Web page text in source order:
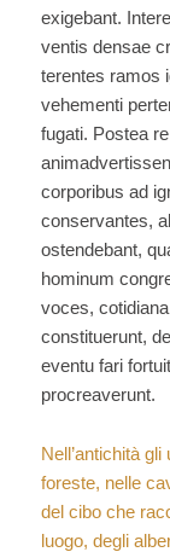
exigebant.
ventis densae
terentes ramos
vehementi
fugati. Postea
corporibus ad
conservantes,
ostendebant,
hominum
voces,
constituerunt,
eventu fari
procreaverunt.
Nell’antichità
foreste, nelle
del cibo che
luogo, degli